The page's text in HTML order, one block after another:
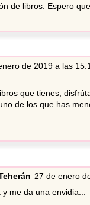
de libros. Espero
de 2019 a las
que tienes,
de los que has
27 de enero
me da una envidia...